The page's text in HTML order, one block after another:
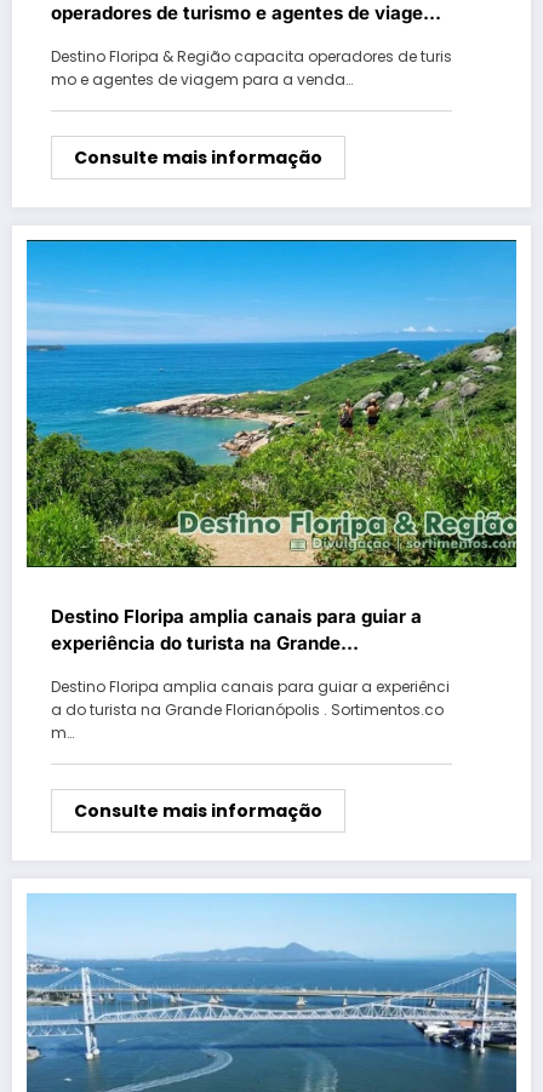
operadores de turismo e agentes de viagem
chilenos
Destino Floripa & Região capacita operadores de turis
mo e agentes de viagem para a venda…
Consulte mais informação
Destino Floripa amplia canais para guiar a
experiência do turista na Grande
Destino Floripa amplia canais para guiar a experiênci
a do turista na Grande Florianópolis . Sortimentos.co
m…
Consulte mais informação